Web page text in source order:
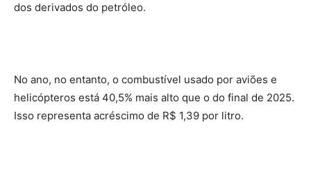
dos derivados do petróleo.
No ano, no entanto, o combustível usado por aviões e
helicópteros está 40,5% mais alto que o do final de 2025.
Isso representa acréscimo de R$ 1,39 por litro.